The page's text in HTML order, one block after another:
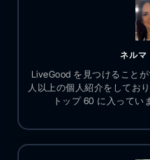
ネルマ
LiveGood を見つけること
人以上の個人紹介をしてお
トップ 60 に入ってい